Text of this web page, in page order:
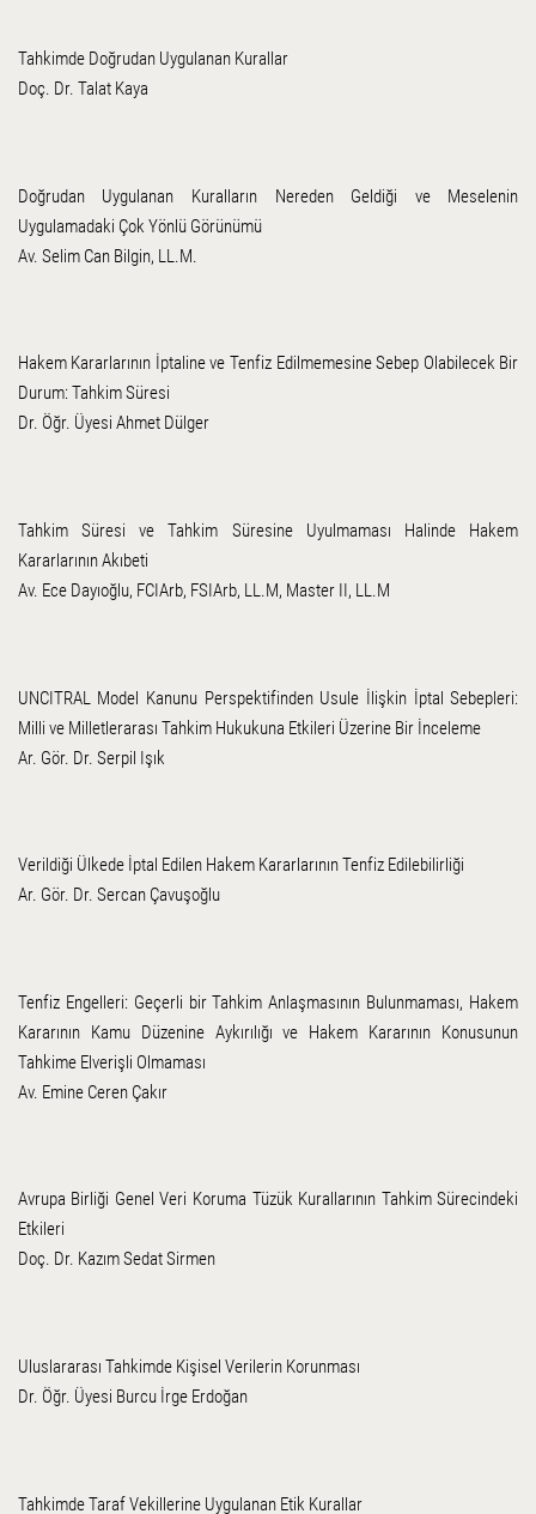
Tahkimde Doğrudan Uygulanan Kurallar
Doç. Dr. Talat Kaya
Doğrudan Uygulanan Kuralların Nereden Geldiği ve Meselenin
Uygulamadaki Çok Yönlü Görünümü
Av. Selim Can Bilgin, LL.M.
Hakem Kararlarının İptaline ve Tenfiz Edilmemesine Sebep Olabilecek Bir
Durum: Tahkim Süresi
Dr. Öğr. Üyesi Ahmet Dülger
Tahkim Süresi ve Tahkim Süresine Uyulmaması Halinde Hakem
Kararlarının Akıbeti
Av. Ece Dayıoğlu, FCIArb, FSIArb, LL.M, Master II, LL.M
UNCITRAL Model Kanunu Perspektifinden Usule İlişkin İptal Sebepleri:
Milli ve Milletlerarası Tahkim Hukukuna Etkileri Üzerine Bir İnceleme
Ar. Gör. Dr. Serpil Işık
Verildiği Ülkede İptal Edilen Hakem Kararlarının Tenfiz Edilebilirliği
Ar. Gör. Dr. Sercan Çavuşoğlu
Tenfiz Engelleri: Geçerli bir Tahkim Anlaşmasının Bulunmaması, Hakem
Kararının Kamu Düzenine Aykırılığı ve Hakem Kararının Konusunun
Tahkime Elverişli Olmaması
Av. Emine Ceren Çakır
Avrupa Birliği Genel Veri Koruma Tüzük Kurallarının Tahkim Sürecindeki
Etkileri
Doç. Dr. Kazım Sedat Sirmen
Uluslararası Tahkimde Kişisel Verilerin Korunması
Dr. Öğr. Üyesi Burcu İrge Erdoğan
Tahkimde Taraf Vekillerine Uygulanan Etik Kurallar